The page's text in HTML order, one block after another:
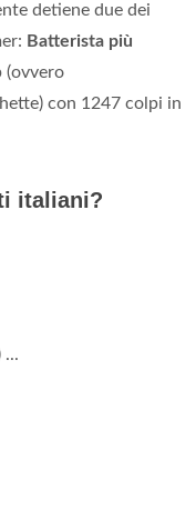
detiene due dei
Batterista più
(ovvero
con 1247 colpi in
italiani?
...